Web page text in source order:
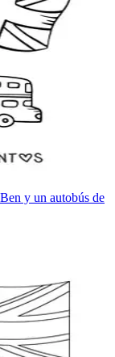
y un autobús de